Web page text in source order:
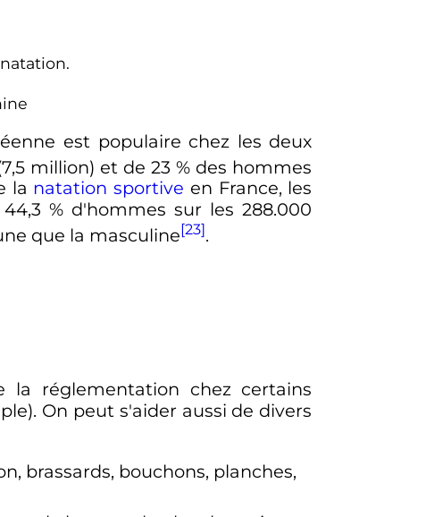
est populaire chez les deux
million) et de 23 % des hommes
la natation sportive en France, les
% d'hommes sur les 288.000
que la masculine[23].
la réglementation chez certains
On peut s'aider aussi de divers
brassards, bouchons, planches,